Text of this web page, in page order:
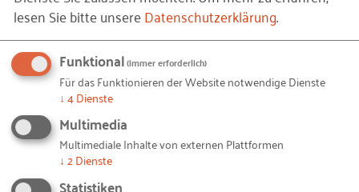
Gefährdungsbeurteilung
Aus Sicht der Experten kann zudem eine
konsequente Umsetzung der betrieblichen
Gefährdungsbeurteilung Suchtprävention
befördern. Auch über die
Betriebssicherheitsverordnung kann –
insbesondere bei gefahrgeneigten Tätigkeiten im
lesen Sie bitte unsereDatenschutzerklärung.
Funktional(immer erforderlich)
Für das Funktionieren der Website notwendige Dienste
↓ 4Dienste
Multimedia
Multimediale Inhalte von externen Plattformen
↓ 2Dienste
Statistiken